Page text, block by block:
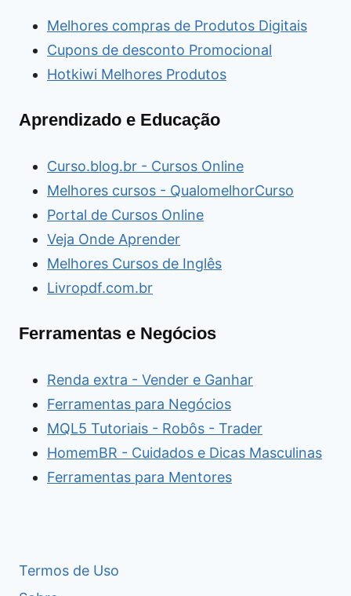
Melhores compras de Produtos Digitais
Cupons de desconto Promocional
Hotkiwi Melhores Produtos
Aprendizado e Educação
Curso.blog.br - Cursos Online
Melhores cursos - QualomelhorCurso
Portal de Cursos Online
Veja Onde Aprender
Melhores Cursos de Inglês
Livropdf.com.br
Ferramentas e Negócios
Renda extra - Vender e Ganhar
Ferramentas para Negócios
MQL5 Tutoriais - Robôs - Trader
HomemBR - Cuidados e Dicas Masculinas
Ferramentas para Mentores
Termos de Uso